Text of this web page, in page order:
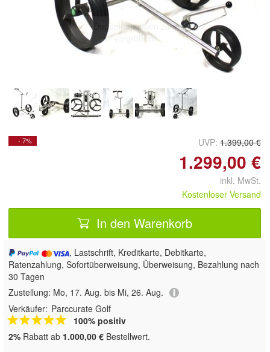
Doppelt antippen zum
vergrößern
- 7% UVP: 1.399,00 €
1.299,00 €
inkl. MwSt.
Kostenloser Versand
In den Warenkorb
, Lastschrift, Kreditkarte, Debitkarte,
Ratenzahlung, Sofortüberweisung, Überweisung, Bezahlung nach
30 Tagen
Zustellung: Mo, 17. Aug. bis Mi, 26. Aug.
Verkäufer: Parccurate Golf
100% positiv
2% Rabatt ab 1.000,00 € Bestellwert.